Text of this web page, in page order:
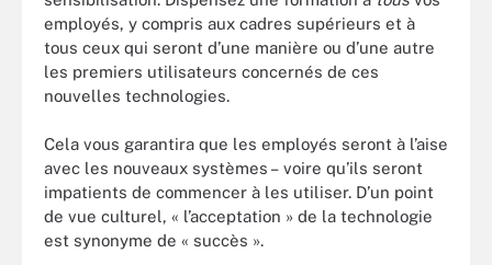
employés, y compris aux cadres supérieurs et à
tous ceux qui seront d’une manière ou d’une autre
les premiers utilisateurs concernés de ces
nouvelles technologies.
Cela vous garantira que les employés seront à l’aise
avec les nouveaux systèmes – voire qu’ils seront
impatients de commencer à les utiliser. D’un point
de vue culturel, « l’acceptation » de la technologie
est synonyme de « succès ».